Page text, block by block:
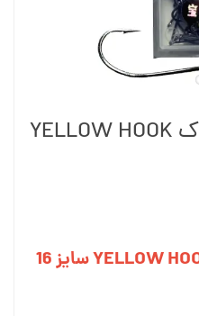
قلاب ماهیگیری یلو هوک YELLOW HOOK